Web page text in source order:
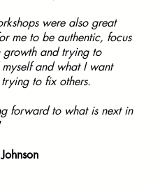
were also great
me to be authentic, focus
growth and trying to
myself and what I want
to fix others.
forward to what is next in